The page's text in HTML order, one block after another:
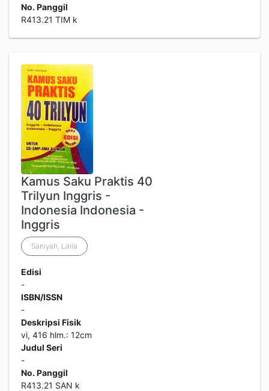
No. Panggil
R413.21 TIM k
Kamus Saku Praktis 40
Trilyun Inggris -
Indonesia Indonesia -
Inggris
Saniyah, Laila
Edisi
-
ISBN/ISSN
-
Deskripsi Fisik
vi, 416 hlm.: 12cm
Judul Seri
-
No. Panggil
R413.21 SAN k